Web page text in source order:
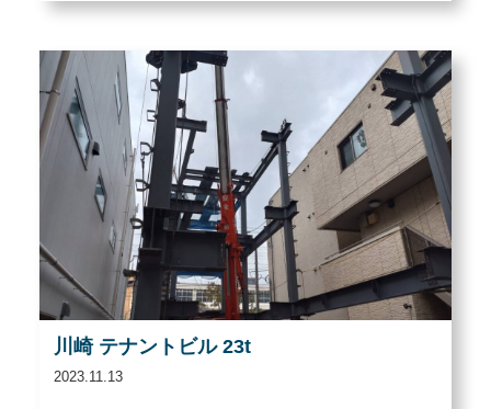
川崎 テナントビル 23t
2023.11.13